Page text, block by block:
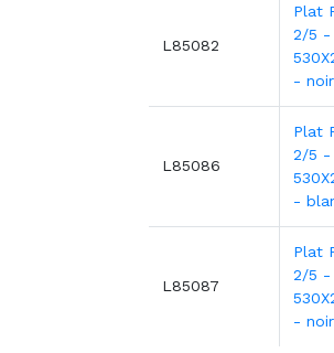
L85082
Plat
2/5 -
- noir
L85086
Plat
2/5 -
-
L85087
Plat
2/5 -
- noir